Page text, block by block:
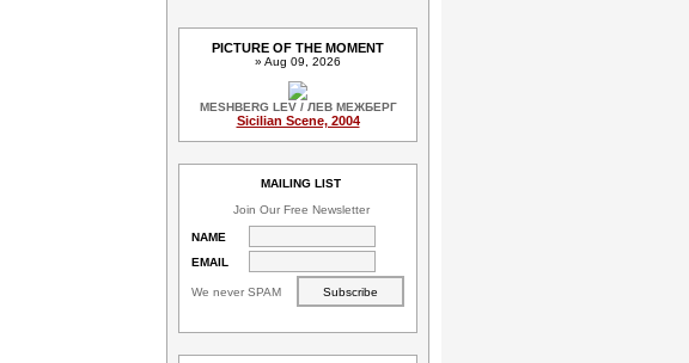
PICTURE OF THE MOMENT
» Aug 09, 2026
MESHBERG LEV / ЛЕВ МЕЖБЕРГ
Sicilian Scene, 2004
MAILING LIST
Join Our Free Newsletter
NAME
EMAIL
We never SPAM